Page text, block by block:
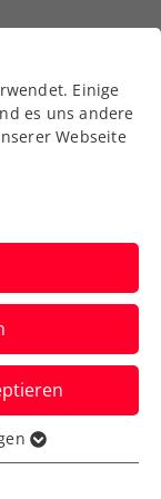
eins
Einige
es uns andere
Webseite